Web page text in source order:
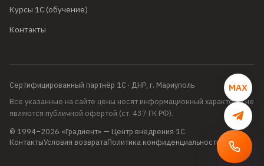
Курсы 1С (обучение)
Контакты
Сертифицированный партнёр 1С · ДНР, г. Мариуполь
Все указанные на сайте цены носят информационный характер и не
являются публичной офертой (ст. 437 ГК РФ).
© 1994–2026 «Градиент» — Центр внедрения 1С.
КонтактыУсловия возвратаПолитика конфиденциальности
MAX